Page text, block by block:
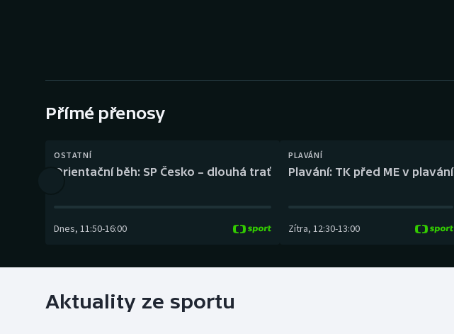
Gymnastika Plážový volejbal
Přímé přenosy
OSTATNÍ
Orientační běh: SP Česko – dlouhá trať
Dnes, 11:50-16:00
PLAVÁNÍ
Plavání: TK před ME v plavání
Zítra, 12:30-13:00
Aktuality ze sportu